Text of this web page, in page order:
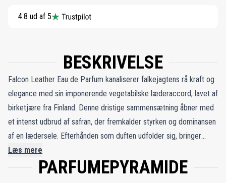
4.8 ud af 5
BESKRIVELSE
Falcon Leather Eau de Parfum kanaliserer falkejagtens rå kraft og
elegance med sin imponerende vegetabilske læderaccord, lavet af
birketjære fra Finland. Denne dristige sammensætning åbner med
et intenst udbrud af safran, der fremkalder styrken og dominansen
af ​​en lædersele. Efterhånden som duften udfolder sig, bringer
Ciste Labdanum fra Andalusien en rig, fuldnarvet glathed, mens
Benzoin Absolute fra Laos fremhæver de blødere,
Læs mere
PARFUMEPYRAMIDE